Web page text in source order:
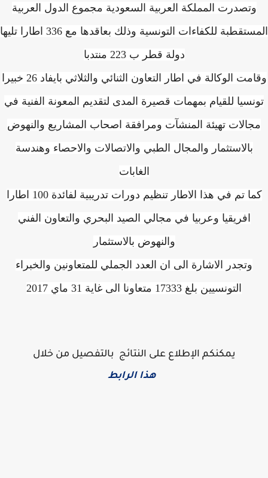
وتصدرت المملكة العربية السعودية مجموع الدول العربية
المستقطبة للكفاءات التونسية وذلك بعاقدها مع 336 اطارا تليها
دولة قطر ب 223 منتدبا
وقامت الوكالة في اطار التعاون الثنائي والثلاثي بايفاد 26 خبيرا
للقيام بمهمات قصيرة المدى لتقديم المعونة الفنية في
تهيئة المنشآت ومرافقة اصحاب المشاريع والنهوض
بالاستثمار والمجال الطبي والاتصالات والاحصاء وهندسة
الغابات
كما تم في هذا الاطار تنظيم دورات تدريبية لفائدة 100 اطارا
افريقيا وعربيا في مجالي الصيد البحري والتعاون الفني
والنهوض بالاستثمار
وتجدر الاشارة الى ان العدد الجملي للمتعاونين والخبراء
التونسيين بلغ 17333 متعاونا الى غاية 31 ماي 2017
يمكنكم الإطلاع على النتائج بالتفصيل من خلال
هذا الرابط